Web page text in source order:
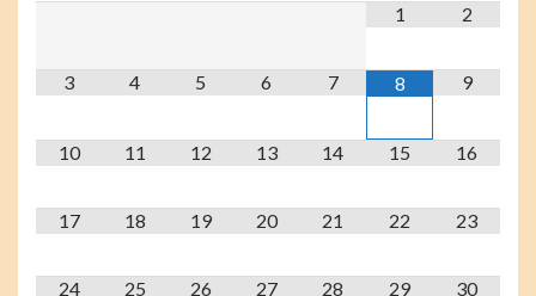
1
2
3 4 5 6 7 8 9
10 11 12 13 14 15 16
17 18 19 20 21 22 23
24 25 26 27 28 29 30